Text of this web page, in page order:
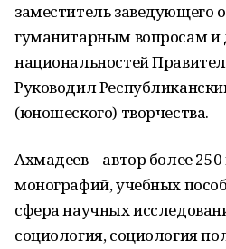
заместитель заведующего
гуманитарным вопросам и
национальностей
Руководил
(юношеского) творчества.
Ахмадеев – автор более
монографий, учебных
сфера научных
социология, социология